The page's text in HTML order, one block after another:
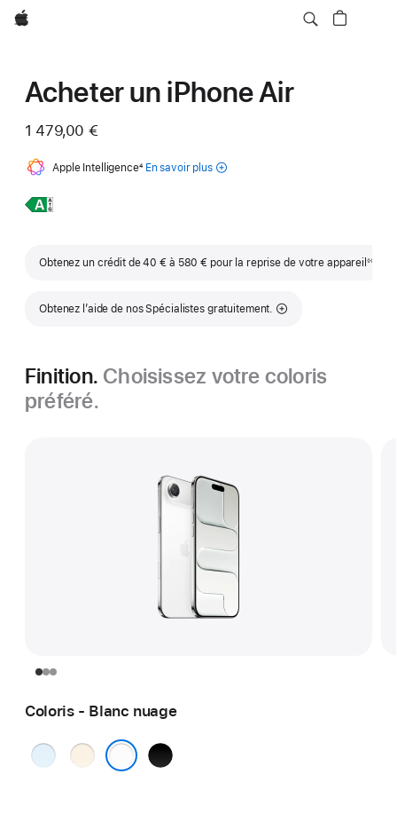
Apple
Acheter un iPhone Air
1 479,00 €
Apple IntelligenceNote
4 En savoir plus
En
Obtenez un crédit de 40 € à 580 € pour la reprise de votre appareil
Note de bas de page ◊◊
Obtenez l’aide de nos Spécialistes gratuitement.
Finition. Choisissez votre coloris
préféré.
Coloris - Blanc nuage
Bleu
Or
Noir sidéral